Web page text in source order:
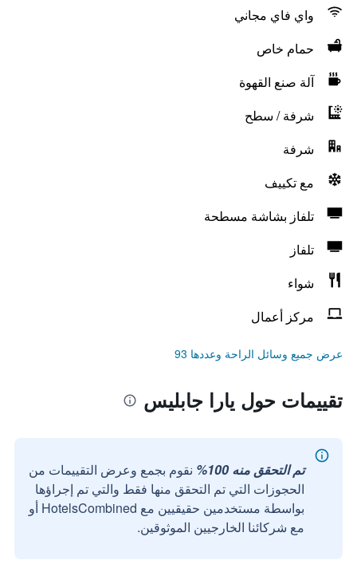
واي فاي مجاني
حمام خاص
آلة صنع القهوة
شرفة / سطح
شرفة
مع تكييف
تلفاز بشاشة مسطحة
تلفاز
شواء
مركز أعمال
عرض جميع وسائل الراحة وعددها 93
تقييمات حول يارا جابليس
تم التحقق منه 100%
نقوم بجمع وعرض التقييمات من
الحجوزات التي تم التحقق منها فقط والتي تم إجراؤها
بواسطة مستخدمين حقيقيين مع HotelsCombined أو
مع شركائنا الخارجيين الموثوقين.